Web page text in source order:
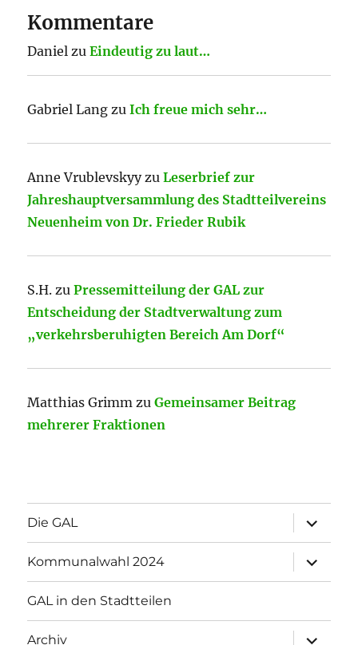
Kommentare
Daniel zuEindeutig zu laut…
Gabriel Lang zuIch freue mich sehr…
Anne VrublevskyyzuLeserbrief zur
Jahreshauptversammlung des Stadtteilvereins
Neuenheim von Dr. Frieder Rubik
S.H. zuPressemitteilung der GAL zur
Entscheidung der Stadtverwaltung zum
„verkehrsberuhigten Bereich Am Dorf“
Matthias Grimm zuGemeinsamer Beitrag
mehrerer Fraktionen
Die GAL
öffnen
Kommunalwahl 2024
öffnen
GAL in den Stadtteilen
Archiv